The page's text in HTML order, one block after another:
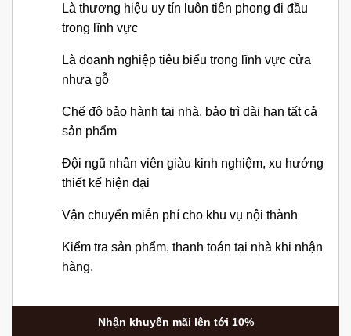
Là thương hiệu uy tín luôn tiên phong đi đầu
trong lĩnh vực
Là doanh nghiệp tiêu biểu trong lĩnh vực cửa
nhựa gỗ
Chế độ bảo hành tại nhà, bảo trì dài hạn tất cả
sản phẩm
Đội ngũ nhân viên giàu kinh nghiệm, xu hướng
thiết kế hiện đại
Vận chuyển miễn phí cho khu vụ nội thành
Kiểm tra sản phẩm, thanh toán tại nhà khi nhận
hàng.
Nhận khuyến mãi lên tới 10%